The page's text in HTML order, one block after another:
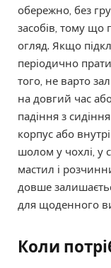
обережно, без
засобів, тому
огляд. Якщо
періодично
того, не варто
на довгий час
падіння з
корпус або
шолом у чохлі, у
мастил і
довше
для щоденного
Коли